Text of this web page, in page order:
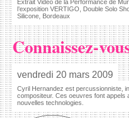
Extrait Vidéo de la Performance de
l’exposition VERTIGO, Double Solo
Silicone, Bordeaux
Connaissez-
vendredi 20 mars 2009
Cyril Hernandez est percussionniste,
compositeur. Ces oeuvres font appels
nouvelles technologies.